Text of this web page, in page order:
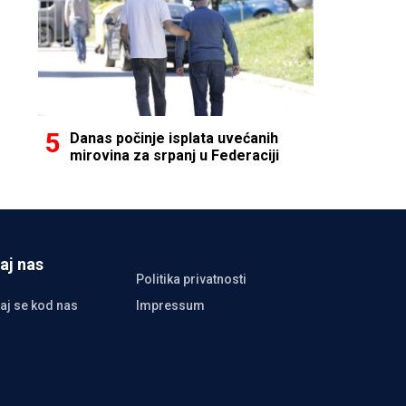
Danas počinje isplata uvećanih
mirovina za srpanj u Federaciji
nas
Politika privatnosti
se kod nas
Impressum